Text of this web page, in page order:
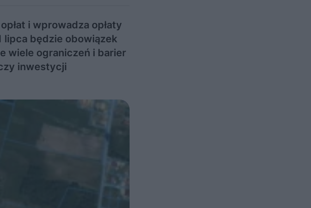
i wprowadza opłaty
lipca będzie obowiązek
wiele ograniczeń i barier
inwestycji